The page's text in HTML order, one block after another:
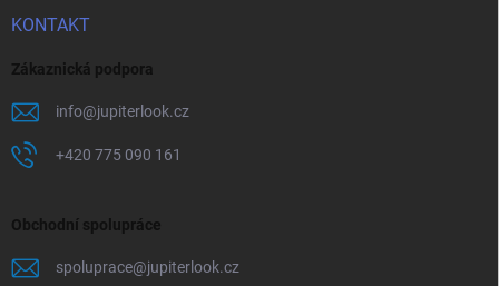
KONTAKT
Zákaznická podpora
info@jupiterlook.cz
+420 775 090 161
Obchodní spolupráce
spoluprace@jupiterlook.cz